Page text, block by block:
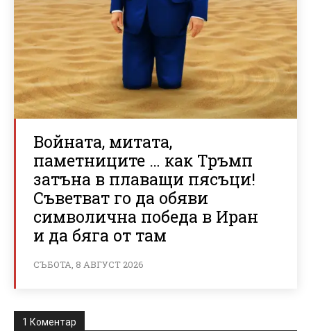
Войната, митата,
паметниците … как Тръмп
затъна в плаващи пясъци!
Съветват го да обяви
символична победа в Иран
и да бяга от там
СЪБОТА, 8 АВГУСТ 2026
1 Коментар